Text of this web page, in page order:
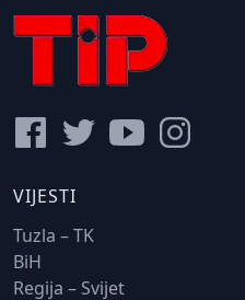
VIJESTI
Tuzla – TK
BiH
Regija – Svijet